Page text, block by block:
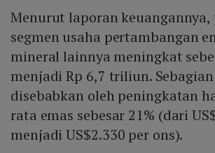
Menurut laporan keuangannya,
segmen usaha pertambangan
mineral lainnya meningkat
menjadi Rp 6,7 triliun.
disebabkan oleh peningkatan
rata emas sebesar 21% (dari
menjadi US$2.330 per ons).